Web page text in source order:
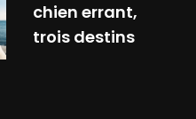
chien errant,
trois destins